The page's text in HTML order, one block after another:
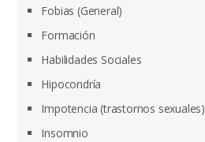
Fobias (General)
Formación
Habilidades Sociales
Hipocondría
Impotencia (trastornos sexuales)
Insomnio